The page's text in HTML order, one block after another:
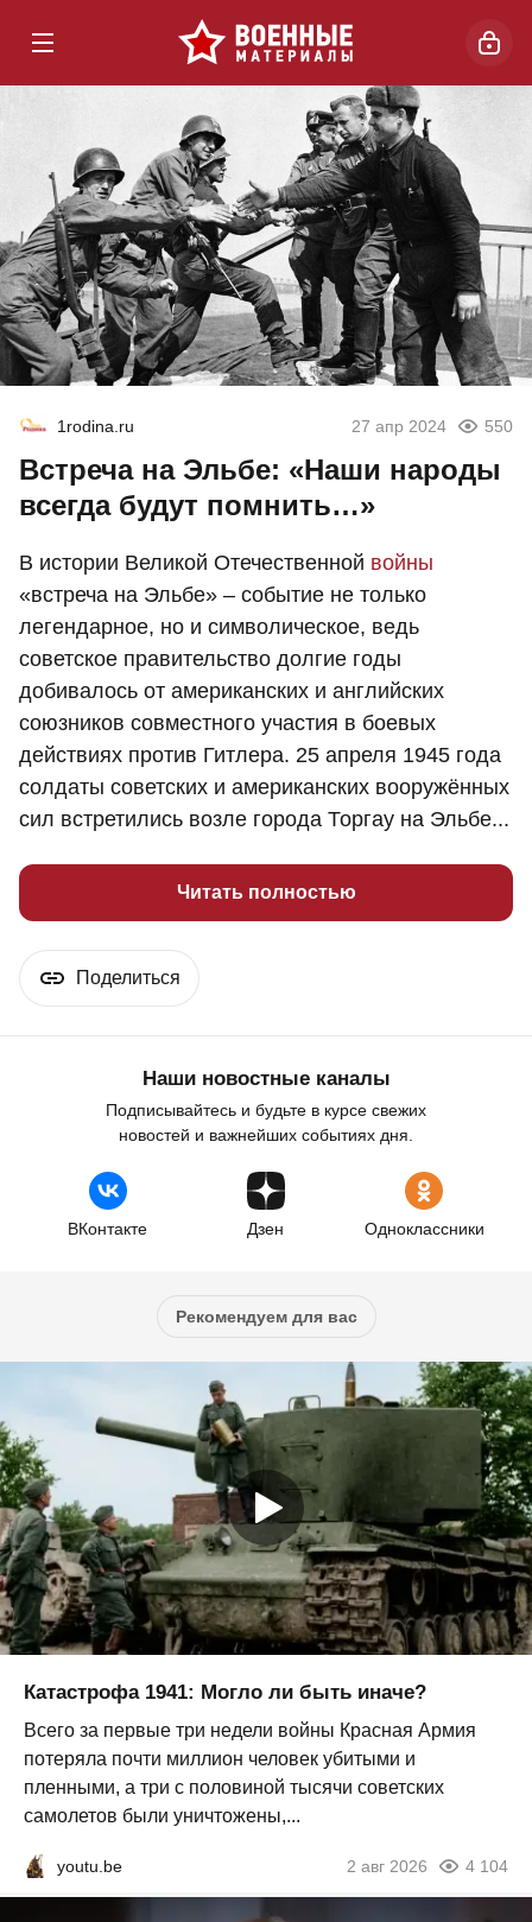
1rodina.ru 27 апр 2024 550
Встреча на Эльбе: «Наши народы
всегда будут помнить…»
В истории Великой Отечественной войны
«встреча на Эльбе» – событие не только
легендарное, но и символическое, ведь
советское правительство долгие годы
добивалось от американских и английских
союзников совместного участия в боевых
действиях против Гитлера. 25 апреля 1945 года
солдаты советских и американских вооружённых
сил встретились возле города Торгау на Эльбе...
Читать полностью
Поделиться
Наши новостные каналы
Подписывайтесь и будьте в курсе свежих
новостей и важнейших событиях дня.
ВКонтакте Дзен Одноклассники
Рекомендуем для вас
Катастрофа 1941: Могло ли быть иначе?
Всего за первые три недели войны Красная Армия
потеряла почти миллион человек убитыми и
пленными, а три с половиной тысячи советских
самолетов были уничтожены,...
youtu.be 2 авг 2026 4 104